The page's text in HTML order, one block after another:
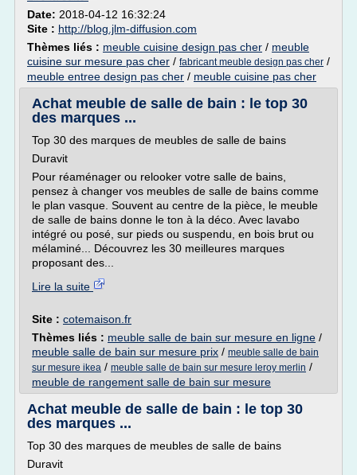
Date: 2018-04-12 16:32:24
Site : http://blog.jlm-diffusion.com
Thèmes liés : meuble cuisine design pas cher / meuble
cuisine sur mesure pas cher / fabricant meuble design pas cher /
meuble entree design pas cher / meuble cuisine pas cher
Achat meuble de salle de bain : le top 30
des marques ...
Top 30 des marques de meubles de salle de bains
Duravit
Pour réaménager ou relooker votre salle de bains,
pensez à changer vos meubles de salle de bains comme
le plan vasque. Souvent au centre de la pièce, le meuble
de salle de bains donne le ton à la déco. Avec lavabo
intégré ou posé, sur pieds ou suspendu, en bois brut ou
mélaminé... Découvrez les 30 meilleures marques
proposant des...
Lire la suite
Site : cotemaison.fr
Thèmes liés : meuble salle de bain sur mesure en ligne /
meuble salle de bain sur mesure prix / meuble salle de bain
sur mesure ikea / meuble salle de bain sur mesure leroy merlin /
meuble de rangement salle de bain sur mesure
Achat meuble de salle de bain : le top 30
des marques ...
Top 30 des marques de meubles de salle de bains
Duravit